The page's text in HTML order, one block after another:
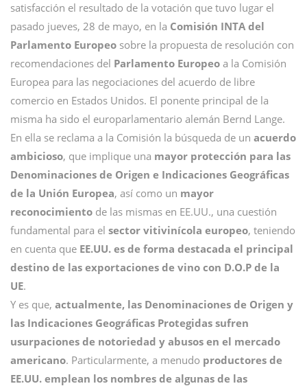
satisfacción el resultado de la votación que tuvo lugar el
pasado jueves, 28 de mayo, en la Comisión INTA del
Parlamento Europeo sobre la propuesta de resolución con
recomendaciones del Parlamento Europeo a la Comisión
Europea para las negociaciones del acuerdo de libre
comercio en Estados Unidos. El ponente principal de la
misma ha sido el europarlamentario alemán Bernd Lange.
En ella se reclama a la Comisión la búsqueda de un acuerdo
ambicioso, que implique una mayor protección para las
Denominaciones de Origen e Indicaciones Geográficas
de la Unión Europea, así como un mayor
reconocimiento de las mismas en EE.UU., una cuestión
fundamental para el sector vitivinícola europeo, teniendo
en cuenta que EE.UU. es de forma destacada el principal
destino de las exportaciones de vino con D.O.P de la
UE.
Y es que, actualmente, las Denominaciones de Origen y
las Indicaciones Geográficas Protegidas sufren
usurpaciones de notoriedad y abusos en el mercado
americano. Particularmente, a menudo productores de
EE.UU. emplean los nombres de algunas de las